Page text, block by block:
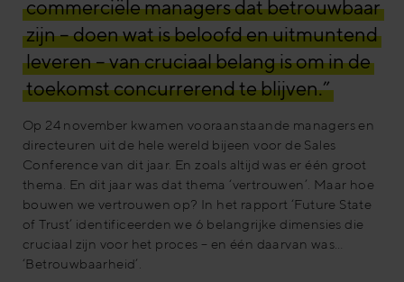
commerciële managers dat betrouwbaar
zijn – doen wat is beloofd en uitmuntend
leveren – van cruciaal belang is om in de
toekomst concurrerend te blijven.”
Op 24 november kwamen vooraanstaande managers en
directeuren uit de hele wereld bijeen voor de Sales
Conference van dit jaar. En zoals altijd was er één groot
thema. En dit jaar was dat thema ‘vertrouwen’. Maar hoe
bouwen we vertrouwen op? In het rapport ‘Future State
of Trust’ identificeerden we 6 belangrijke dimensies die
cruciaal zijn voor het proces – en één daarvan was…
‘Betrouwbaarheid’.